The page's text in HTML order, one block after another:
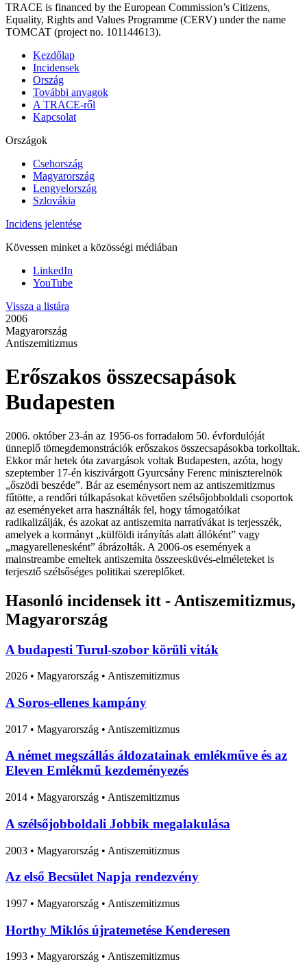
TRACE is financed by the European Commission’s Citizens,
Equality, Rights and Values Programme (CERV) under the name
TOMCAT (project no. 101144613).
Kezdőlap
Incidensek
Ország
További anyagok
A TRACE-ről
Kapcsolat
Országok
Csehország
Magyarország
Lengyelország
Szlovákia
Incidens jelentése
Kövessen minket a közösségi médiában
LinkedIn
YouTube
Vissza a listára
2006
Magyarország
Antiszemitizmus
Erőszakos összecsapások
Budapesten
2006. október 23-án az 1956-os forradalom 50. évfordulóját
ünneplő tömegdemonstrációk erőszakos összecsapásokba torkolltak.
Ekkor már hetek óta zavargások voltak Budapesten, azóta, hogy
szeptember 17-én kiszivárgott Gyurcsány Ferenc miniszterelnök
„őszödi beszéde”. Bár az eseménysort nem az antiszemitizmus
fűtötte, a rendőri túlkapásokat követően szélsőjobboldali csoportok
az eseményeket arra használták fel, hogy támogatóikat
radikalizálják, és azokat az antiszemita narratívákat is terjesszék,
amelyek a kormányt „külföldi irányítás alatt állóként” vagy
„magyarellenesként” ábrázolták. A 2006-os események a
mainstreambe emeltek antiszemita összeesküvés-elméleteket is
terjesztő szélsőséges politikai szereplőket.
Hasonló incidensek itt - Antiszemitizmus,
Magyarország
A budapesti Turul-szobor körüli viták
2026 • Magyarország • Antiszemitizmus
A Soros-ellenes kampány
2017 • Magyarország • Antiszemitizmus
A német megszállás áldozatainak emlékműve és az
Eleven Emlékmű kezdeményezés
2014 • Magyarország • Antiszemitizmus
A szélsőjobboldali Jobbik megalakulása
2003 • Magyarország • Antiszemitizmus
Az első Becsület Napja rendezvény
1997 • Magyarország • Antiszemitizmus
Horthy Miklós újratemetése Kenderesen
1993 • Magyarország • Antiszemitizmus